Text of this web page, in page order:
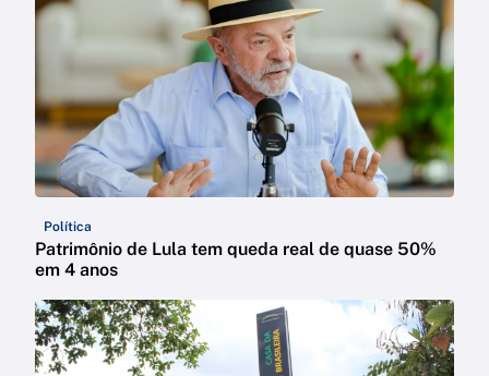
Política
Patrimônio de Lula tem queda real de quase 50%
em 4 anos